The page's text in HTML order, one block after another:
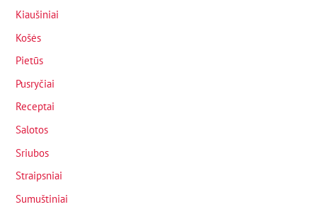
Kiaušiniai
Košės
Pietūs
Pusryčiai
Receptai
Salotos
Sriubos
Straipsniai
Sumuštiniai